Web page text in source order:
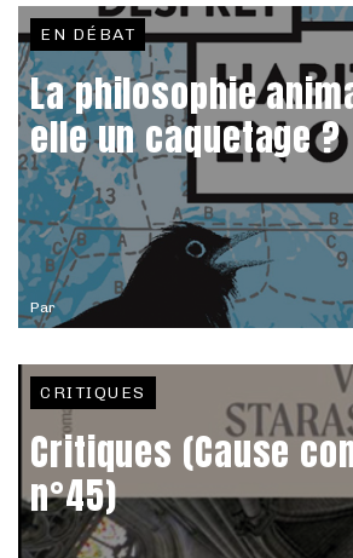
Par
EN DÉBAT
La philosophie
elle un caquetage ?
CRITIQUES
Critiques (Cause
n°45)